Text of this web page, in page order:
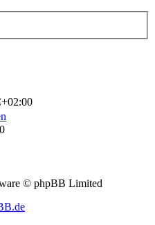
© phpBB Limited